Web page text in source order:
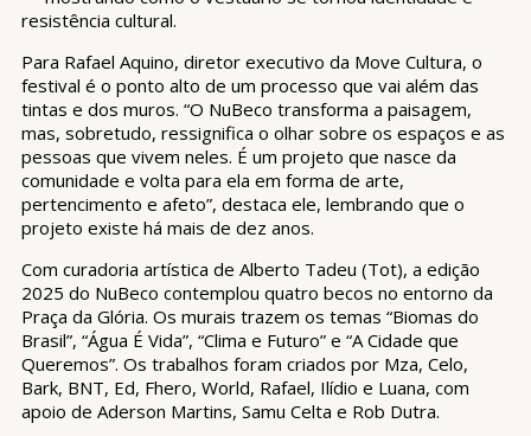
resistência cultural.
Para Rafael Aquino, diretor executivo da Move Cultura, o
festival é o ponto alto de um processo que vai além das
tintas e dos muros. “O NuBeco transforma a paisagem,
mas, sobretudo, ressignifica o olhar sobre os espaços e as
pessoas que vivem neles. É um projeto que nasce da
comunidade e volta para ela em forma de arte,
pertencimento e afeto”, destaca ele, lembrando que o
projeto existe há mais de dez anos.
Com curadoria artística de Alberto Tadeu (Tot), a edição
2025 do NuBeco contemplou quatro becos no entorno da
Praça da Glória. Os murais trazem os temas “Biomas do
Brasil”, “Água É Vida”, “Clima e Futuro” e “A Cidade que
Queremos”. Os trabalhos foram criados por Mza, Celo,
Bark, BNT, Ed, Fhero, World, Rafael, Ilídio e Luana, com
apoio de Aderson Martins, Samu Celta e Rob Dutra.